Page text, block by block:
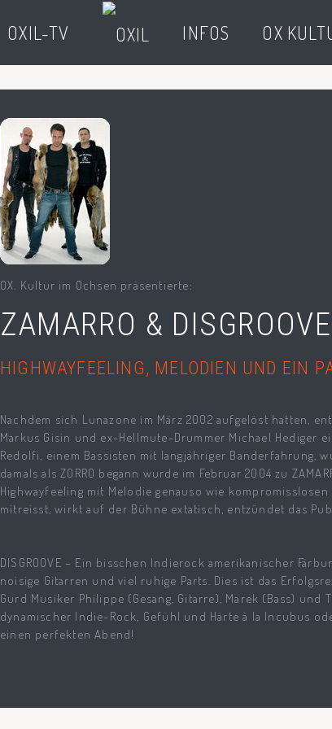
OXIL-TV INFOS OX
OX. Kultur im Ochsen präsentierte:
ZAMARRO & DISGROOVE
HIGHWAYFEELING, MELODIEN UND EIN
Nachdem sich Lunazone im März 2002 aufgelöst hatten,
Markus Gisin und ex-Hellmute-Drummer Michael Hediger
Redolfi, einem Bassisten mit langjähriger Banderfahrung,
damals als ZORRO begann wurde im Februar 2004 zu
Highwayfeeling mit Melodie genauso wie
mitreisst, wirkt auf der Bühne extatisch, entzündet das
DISGROOVE – Ein bisschen Indierock amerikanischer
noisige Gitarren und viel ruhige Parts. Dies ist das
Gurd Musiker Philippe (Gesang, Gitarre), Marek (Bass)
dynamischer Indie-Rock, Gefühl und Härte à la Incubus
einen perfekten Abend!